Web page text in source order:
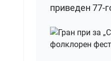
приведен 77-